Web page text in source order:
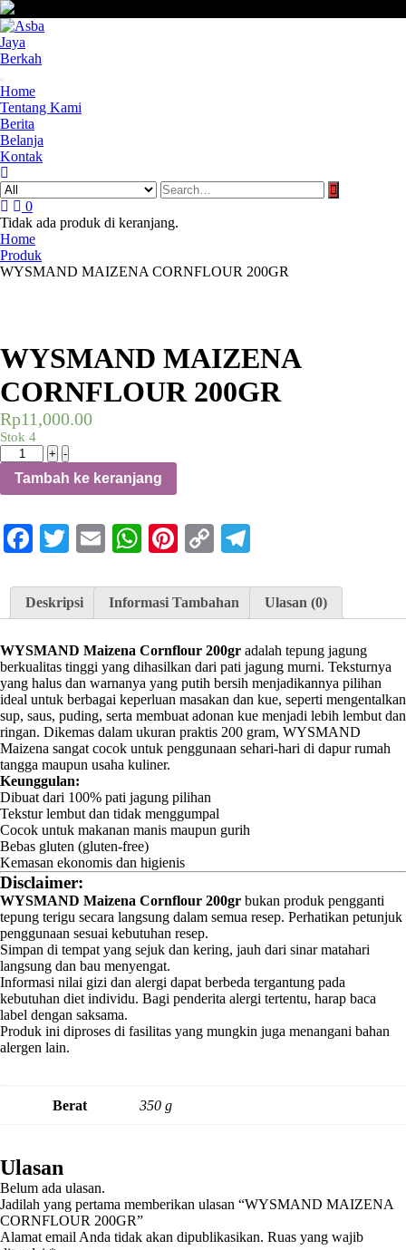
Skip
to
content
Home
Tentang Kami
Berita
Belanja
Kontak
0
Tidak ada produk di keranjang.
Home
Produk
WYSMAND MAIZENA CORNFLOUR 200GR
WYSMAND MAIZENA
CORNFLOUR 200GR
Rp11,000.00
Stok 4
+
Kuantitas
WYSMAND
MAIZENA
-
Tambah ke keranjang
Facebook
Twitter
EmailWhatsApp
Pinterest
Copy
Deskripsi Informasi Tambahan Ulasan (0)
WYSMAND Maizena Cornflour 200gr adalah tepung jagung
berkualitas tinggi yang dihasilkan dari pati jagung murni. Teksturnya
yang halus dan warnanya yang putih bersih menjadikannya pilihan
ideal untuk berbagai keperluan masakan dan kue, seperti mengentalkan
sup, saus, puding, serta membuat adonan kue menjadi lebih lembut dan
ringan. Dikemas dalam ukuran praktis 200 gram, WYSMAND
Maizena sangat cocok untuk penggunaan sehari-hari di dapur rumah
tangga maupun usaha kuliner.
Keunggulan:
Dibuat dari 100% pati jagung pilihan
Tekstur lembut dan tidak menggumpal
Cocok untuk makanan manis maupun gurih
Bebas gluten (gluten-free)
Kemasan ekonomis dan higienis
Disclaimer:
WYSMAND Maizena Cornflour 200gr bukan produk pengganti
tepung terigu secara langsung dalam semua resep. Perhatikan petunjuk
penggunaan sesuai kebutuhan resep.
Simpan di tempat yang sejuk dan kering, jauh dari sinar matahari
langsung dan bau menyengat.
Informasi nilai gizi dan alergi dapat berbeda tergantung pada
kebutuhan diet individu. Bagi penderita alergi tertentu, harap baca
label dengan saksama.
Produk ini diproses di fasilitas yang mungkin juga menangani bahan
alergen lain.
Berat 350 g
Ulasan
Belum ada ulasan.
Jadilah yang pertama memberikan ulasan “WYSMAND MAIZENA
CORNFLOUR 200GR”
Alamat email Anda tidak akan dipublikasikan. Ruas yang wajib